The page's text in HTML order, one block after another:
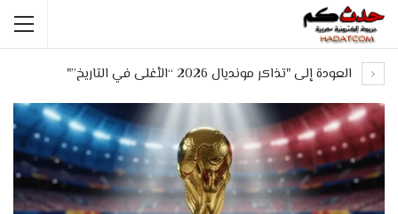
العودة إلى "تذاكر مونديال 2026 “الأغلى في التاريخ”"